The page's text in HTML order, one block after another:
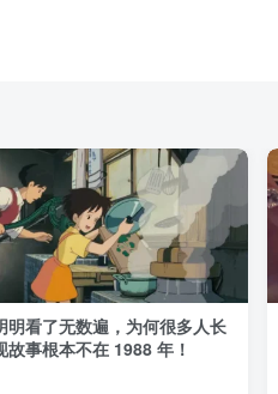
明看了无数遍，为何很多人长
故事根本不在 1988 年！